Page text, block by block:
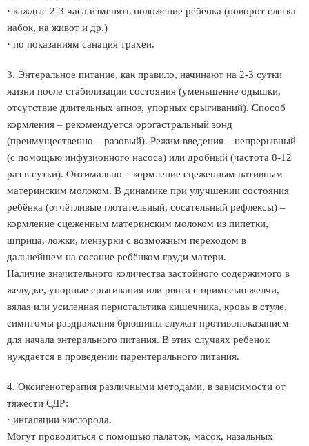
· каждые 2-3 часа изменять положение ребенка (поворот слегка
набок, на живот и др.)
· по показаниям санация трахеи.
3. Энтеральное питание, как правило, начинают на 2-3 сутки
жизни после стабилизации состояния (уменьшение одышки,
отсутствие длительных апноэ, упорных срыгиваний). Способ
кормления – рекомендуется орогастральный зонд
(преимущественно – разовый). Режим введения – непрерывный
(с помощью инфузионного насоса) или дробный (частота 8-12
раз в сутки). Оптимально – кормление сцеженным нативным
материнским молоком. В динамике при улучшении состояния
ребёнка (отчётливые глотательный, сосательный рефлексы) –
кормление сцеженным материнским молоком из пипетки,
шприца, ложки, мензурки с возможным переходом в
дальнейшем на сосание ребёнком груди матери.
Наличие значительного количества застойного содержимого в
желудке, упорные срыгивания или рвота с примесью желчи,
вялая или усиленная перистальтика кишечника, кровь в стуле,
симптомы раздражения брюшины служат противопоказанием
для начала энтерального питания. В этих случаях ребенок
нуждается в проведении парентерального питания.
4. Оксигенотерапия различными методами, в зависимости от
тяжести СДР:
· ингаляции кислорода.
Могут проводиться с помощью палаток, масок, назальных